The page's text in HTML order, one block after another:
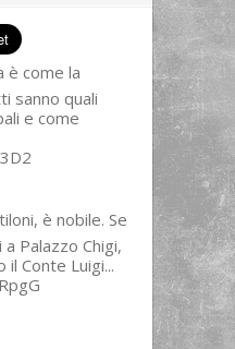
è come la
sanno quali
e come
è nobile. Se
Palazzo Chigi,
Conte Luigi...